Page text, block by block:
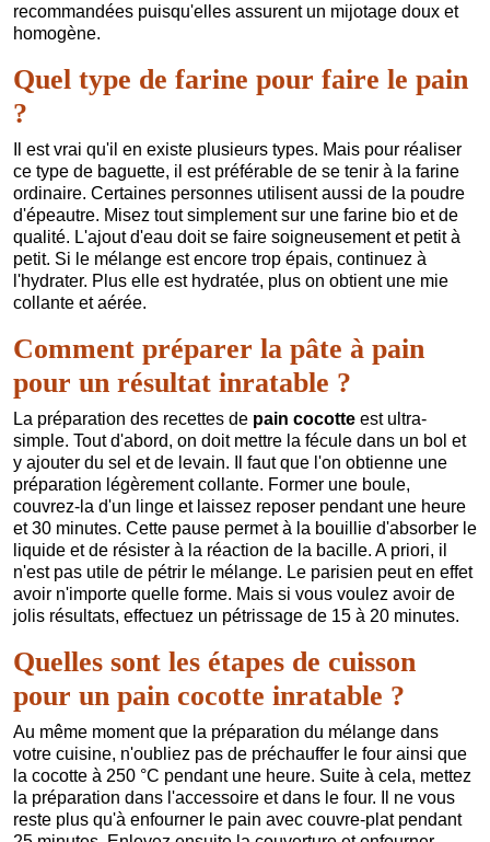
recommandées puisqu'elles assurent un mijotage doux et
homogène.
Quel type de farine pour faire le pain
?
Il est vrai qu'il en existe plusieurs types. Mais pour réaliser
ce type de baguette, il est préférable de se tenir à la farine
ordinaire. Certaines personnes utilisent aussi de la poudre
d'épeautre. Misez tout simplement sur une farine bio et de
qualité. L'ajout d'eau doit se faire soigneusement et petit à
petit. Si le mélange est encore trop épais, continuez à
l'hydrater. Plus elle est hydratée, plus on obtient une mie
collante et aérée.
Comment préparer la pâte à pain
pour un résultat inratable ?
La préparation des recettes de pain cocotte est ultra-
simple. Tout d'abord, on doit mettre la fécule dans un bol et
y ajouter du sel et de levain. Il faut que l'on obtienne une
préparation légèrement collante. Former une boule,
couvrez-la d'un linge et laissez reposer pendant une heure
et 30 minutes. Cette pause permet à la bouillie d'absorber le
liquide et de résister à la réaction de la bacille. A priori, il
n'est pas utile de pétrir le mélange. Le parisien peut en effet
avoir n'importe quelle forme. Mais si vous voulez avoir de
jolis résultats, effectuez un pétrissage de 15 à 20 minutes.
Quelles sont les étapes de cuisson
pour un pain cocotte inratable ?
Au même moment que la préparation du mélange dans
votre cuisine, n'oubliez pas de préchauffer le four ainsi que
la cocotte à 250 °C pendant une heure. Suite à cela, mettez
la préparation dans l'accessoire et dans le four. Il ne vous
reste plus qu'à enfourner le pain avec couvre-plat pendant